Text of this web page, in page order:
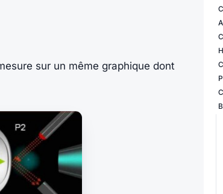
sur un même graphique dont